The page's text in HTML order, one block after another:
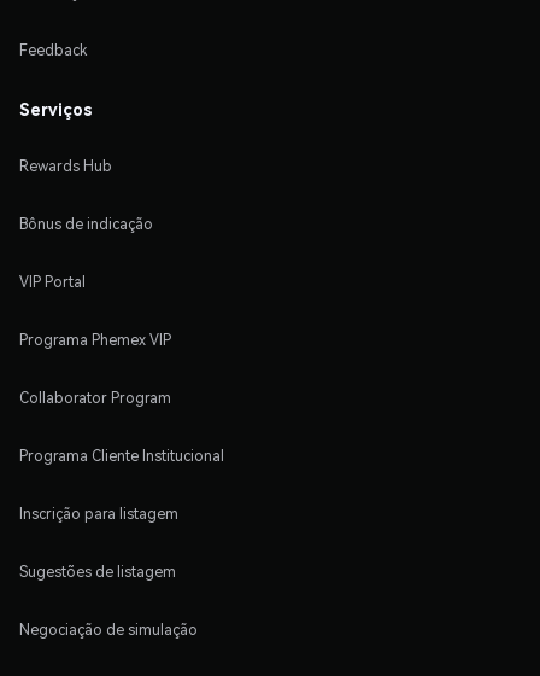
Feedback
Serviços
Rewards Hub
Bônus de indicação
VIP Portal
Programa Phemex VIP
Collaborator Program
Programa Cliente Institucional
Inscrição para listagem
Sugestões de listagem
Negociação de simulação